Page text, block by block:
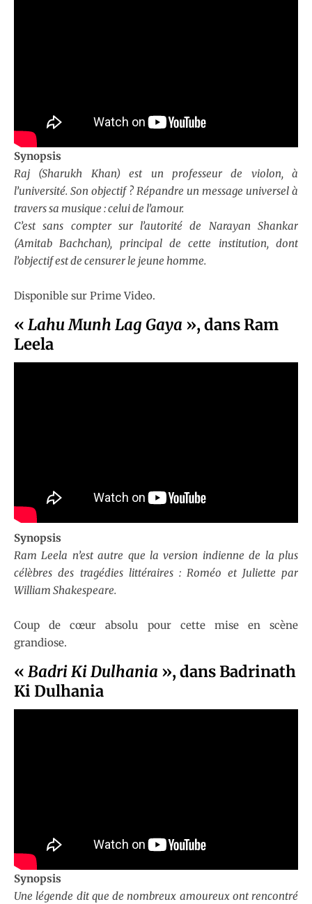
Synopsis
Raj (Sharukh Khan) est un professeur de violon, à
l’université. Son objectif ? Répandre un message universel à
travers sa musique : celui de l’amour.
C’est sans compter sur l’autorité de Narayan Shankar
(Amitab Bachchan), principal de cette institution, dont
l’objectif est de censurer le jeune homme.
Disponible sur Prime Video.
« Lahu Munh Lag Gaya », dans Ram
Leela
Synopsis
Ram Leela n’est autre que la version indienne de la plus
célèbres des tragédies littéraires : Roméo et Juliette par
William Shakespeare.
Coup de cœur absolu pour cette mise en scène
grandiose.
« Badri Ki Dulhania », dans Badrinath
Ki Dulhania
Synopsis
Une légende dit que de nombreux amoureux ont rencontré